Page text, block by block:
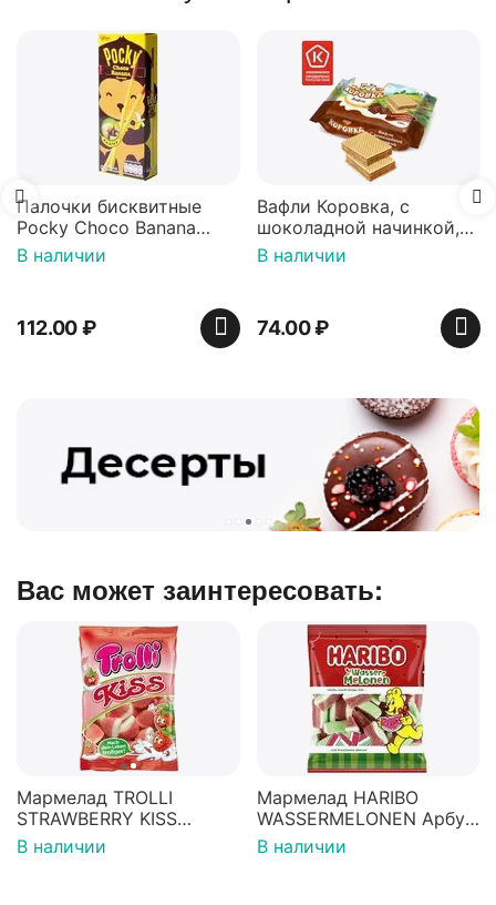
Палочки бисквитные
Pocky Choco Banana
25гр
В наличии
112.00₽
Вафли Коровка, c
шоколадной начинкой,
150 г
В наличии
74.00₽
Вас может заинтересовать:
Мармелад TROLLI
STRAWBERRY KISS
Клубничный поцелуй
100г
В наличии
Мармелад HARIBO
WASSERMELONEN Арбуз
160г
В наличии